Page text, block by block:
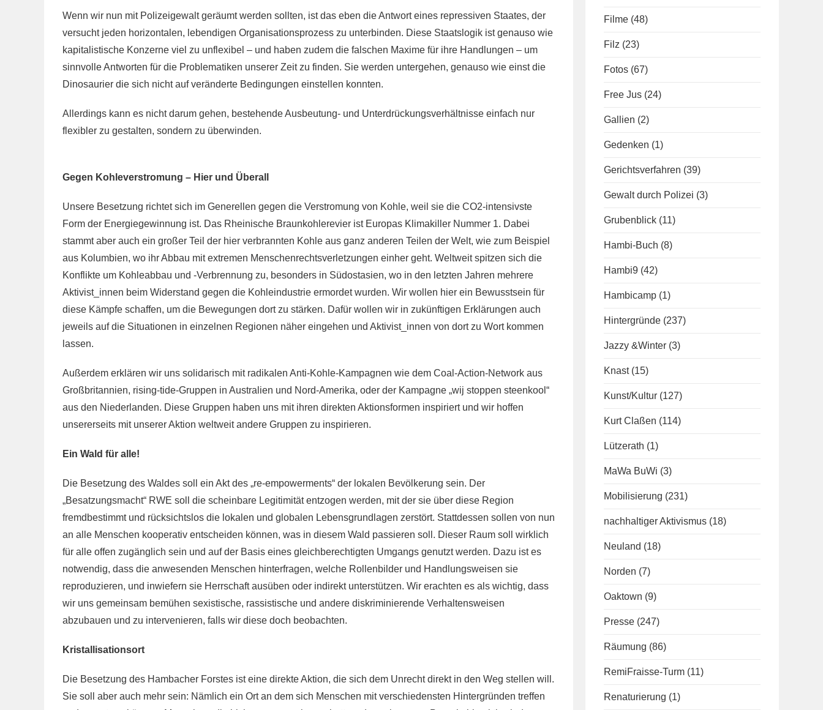
Wenn wir nun mit Polizeigewalt geräumt werden sollten, ist das eben die Antwort eines repressiven Staates, der
versucht jeden horizontalen, lebendigen Organisationsprozess zu unterbinden. Diese Staatslogik ist genauso wie
kapitalistische Konzerne viel zu unflexibel – und haben zudem die falschen Maxime für ihre Handlungen – um
sinnvolle Antworten für die Problematiken unserer Zeit zu finden. Sie werden untergehen, genauso wie einst die
Dinosaurier die sich nicht auf veränderte Bedingungen einstellen konnten.
Allerdings kann es nicht darum gehen, bestehende Ausbeutung- und Unterdrückungsverhältnisse einfach nur
flexibler zu gestalten, sondern zu überwinden.
Gegen Kohleverstromung – Hier und Überall
Unsere Besetzung richtet sich im Generellen gegen die Verstromung von Kohle, weil sie die CO2-intensivste
Form der Energiegewinnung ist. Das Rheinische Braunkohlerevier ist Europas Klimakiller Nummer 1. Dabei
stammt aber auch ein großer Teil der hier verbrannten Kohle aus ganz anderen Teilen der Welt, wie zum Beispiel
aus Kolumbien, wo ihr Abbau mit extremen Menschenrechtsverletzungen einher geht. Weltweit spitzen sich die
Konflikte um Kohleabbau und -Verbrennung zu, besonders in Südostasien, wo in den letzten Jahren mehrere
Aktivist_innen beim Widerstand gegen die Kohleindustrie ermordet wurden. Wir wollen hier ein Bewusstsein für
diese Kämpfe schaffen, um die Bewegungen dort zu stärken. Dafür wollen wir in zukünftigen Erklärungen auch
jeweils auf die Situationen in einzelnen Regionen näher eingehen und Aktivist_innen von dort zu Wort kommen
lassen.
Außerdem erklären wir uns solidarisch mit radikalen Anti-Kohle-Kampagnen wie dem Coal-Action-Network aus
Großbritannien, rising-tide-Gruppen in Australien und Nord-Amerika, oder der Kampagne „wij stoppen steenkool“
aus den Niederlanden. Diese Gruppen haben uns mit ihren direkten Aktionsformen inspiriert und wir hoffen
unsererseits mit unserer Aktion weltweit andere Gruppen zu inspirieren.
Ein Wald für alle!
Die Besetzung des Waldes soll ein Akt des „re-empowerments“ der lokalen Bevölkerung sein. Der
„Besatzungsmacht“ RWE soll die scheinbare Legitimität entzogen werden, mit der sie über diese Region
fremdbestimmt und rücksichtslos die lokalen und globalen Lebensgrundlagen zerstört. Stattdessen sollen von nun
an alle Menschen kooperativ entscheiden können, was in diesem Wald passieren soll. Dieser Raum soll wirklich
für alle offen zugänglich sein und auf der Basis eines gleichberechtigten Umgangs genutzt werden. Dazu ist es
notwendig, dass die anwesenden Menschen hinterfragen, welche Rollenbilder und Handlungsweisen sie
reproduzieren, und inwiefern sie Herrschaft ausüben oder indirekt unterstützen. Wir erachten es als wichtig, dass
wir uns gemeinsam bemühen sexistische, rassistische und andere diskriminierende Verhaltensweisen
abzubauen und zu intervenieren, falls wir diese doch beobachten.
Kristallisationsort
Die Besetzung des Hambacher Forstes ist eine direkte Aktion, die sich dem Unrecht direkt in den Weg stellen will.
Sie soll aber auch mehr sein: Nämlich ein Ort an dem sich Menschen mit verschiedensten Hintergründen treffen
Filme (48)
Filz (23)
Fotos (67)
Free Jus (24)
Gallien (2)
Gedenken (1)
Gerichtsverfahren (39)
Gewalt durch Polizei (3)
Grubenblick (11)
Hambi-Buch (8)
Hambi9 (42)
Hambicamp (1)
Hintergründe (237)
Jazzy &Winter (3)
Knast (15)
Kunst/Kultur (127)
Kurt Claßen (114)
Lützerath (1)
MaWa BuWi (3)
Mobilisierung (231)
nachhaltiger Aktivismus (18)
Neuland (18)
Norden (7)
Oaktown (9)
Presse (247)
Räumung (86)
RemiFraisse-Turm (11)
Renaturierung (1)